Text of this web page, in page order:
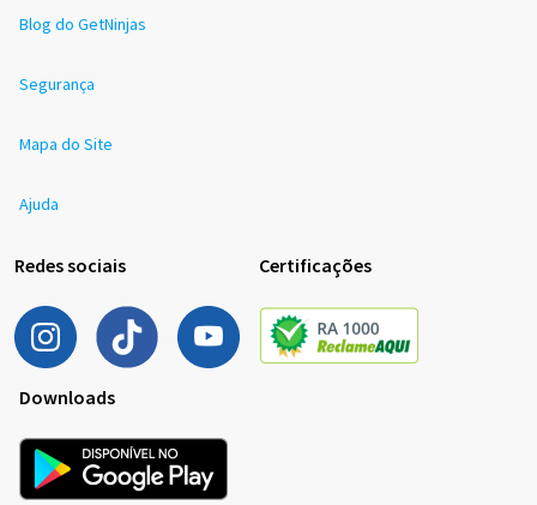
Blog do GetNinjas
Segurança
Mapa do Site
Ajuda
Redes sociais Certificações
Downloads